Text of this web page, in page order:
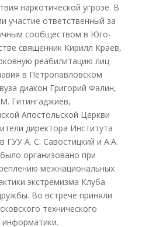
наркотической угрозе. В
участие ответственный за
сообществом в Юго-
священник Кирилл Краев,
реабилитацию лиц
в Петропавловском
диакон Григорий Фалин,
Гитингаджиев,
Апостольской Церкви
директора Института
ГУУ А. С. Савостицкий и А.А.
организовано при
межнациональных
экстремизма Клуба
Во встрече приняли
технического
информатики.